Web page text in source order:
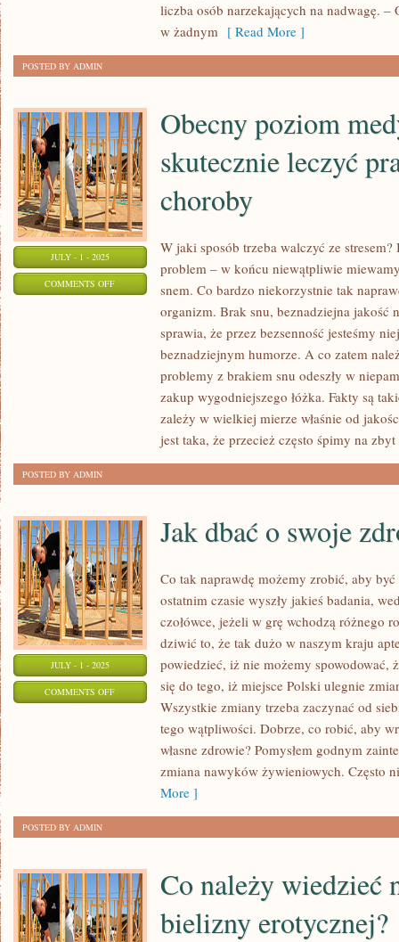
liczba osób narzekających na nadwagę.
w żadnym [ Read More ]
POSTED BY ADMIN
JULY - 1 - 2025
COMMENTS OFFON
MEDYCYNY
SKUTECZNIE
WSZYSTKIE
CHOROBY
Obecny poziom
skutecznie leczyć
choroby
W jaki sposób trzeba walczyć ze
problem – w końcu niewątpliwie
snem. Co bardzo niekorzystnie tak
organizm. Brak snu, beznadziejna jakość
sprawia, że przez bezsenność jesteśmy
beznadziejnym humorze. A co zatem
problemy z brakiem snu odeszły w
zakup wygodniejszego łóżka. Fakty są
zależy w wielkiej mierze właśnie od
jest taka, że przecież często śpimy na zbyt
POSTED BY ADMIN
JULY - 1 - 2025
COMMENTS OFFON
Jak dbać o swoje
Co tak naprawdę możemy zrobić, aby
ostatnim czasie wyszły jakieś badania,
czołówce, jeżeli w grę wchodzą różnego
dziwić to, że tak dużo w naszym kraju
powiedzieć, iż nie możemy spowodować,
się do tego, iż miejsce Polski ulegnie
Wszystkie zmiany trzeba zaczynać od
tego wątpliwości. Dobrze, co robić, aby
własne zdrowie? Pomysłem godnym
zmiana nawyków żywieniowych. Często
More ]
POSTED BY ADMIN
Co należy wiedzieć
bielizny erotycznej?